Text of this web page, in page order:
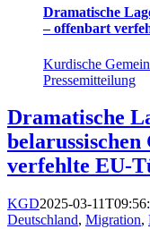
Dramatische
– offenbart
Kurdische
Pressemitteilung
Dramatische
verfehlte EU-
KGD2025-03-
Deutschland, Migration,